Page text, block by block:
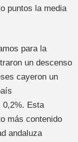
puntos la media
para la
un descenso
cayeron un
0,2%. Esta
más contenido
andaluza